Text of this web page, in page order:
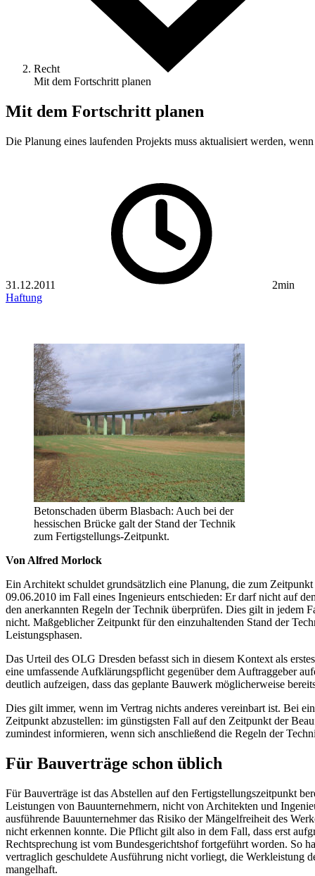
Recht
Mit dem Fortschritt planen
Mit dem Fortschritt planen
Die Planung eines laufenden Projekts muss aktualisiert werden,
31.12.2011
2min
Haftung
Betonschaden überm Blasbach: Auch bei der
hessischen Brücke galt der Stand der Technik
zum Fertigstellungs-Zeitpunkt.
Von Alfred Morlock
Ein Architekt schuldet grundsätzlich eine Planung, die zum
09.06.2010 im Fall eines Ingenieurs entschieden: Er darf nicht auf
den anerkannten Regeln der Technik überprüfen. Dies gilt in jedem
nicht. Maßgeb­licher Zeitpunkt für den einzuhaltenden Stand der
Leistungsphasen.
Das Urteil des OLG Dresden befasst sich in diesem Kontext als
eine umfassende Auf­klärungspflicht gegenüber dem Auftraggeber
deutlich aufzeigen, dass das geplante Bauwerk möglicherweise
Dies gilt immer, wenn im Vertrag nichts anderes vereinbart ist. Bei
Zeitpunkt abzustellen: im günstigsten Fall auf den Zeitpunkt der
zumindest informieren, wenn sich anschließend die Regeln der
Für Bauverträge schon üblich
Für Bauverträge ist das Abstellen auf den Fertigstellungszeitpunkt
Leistungen von Bauunternehmern, nicht von Architekten und
ausführende Bauunternehmer das Risiko der Mängelfreiheit des
nicht erkennen konnte. Die Pflicht gilt also in dem Fall, dass erst
Rechtsprechung ist vom Bundesgerichtshof fortgeführt worden. So
vertraglich geschuldete Ausführung nicht vorliegt, die Werkleistung
mangelhaft.